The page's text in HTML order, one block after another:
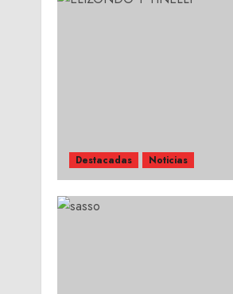
Destacadas Noticias